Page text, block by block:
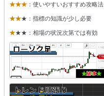
★★★ ：使いやすいおすすめ攻略法
★★★：指標の知識が少し必要
★★★：相場の状況次第では有効